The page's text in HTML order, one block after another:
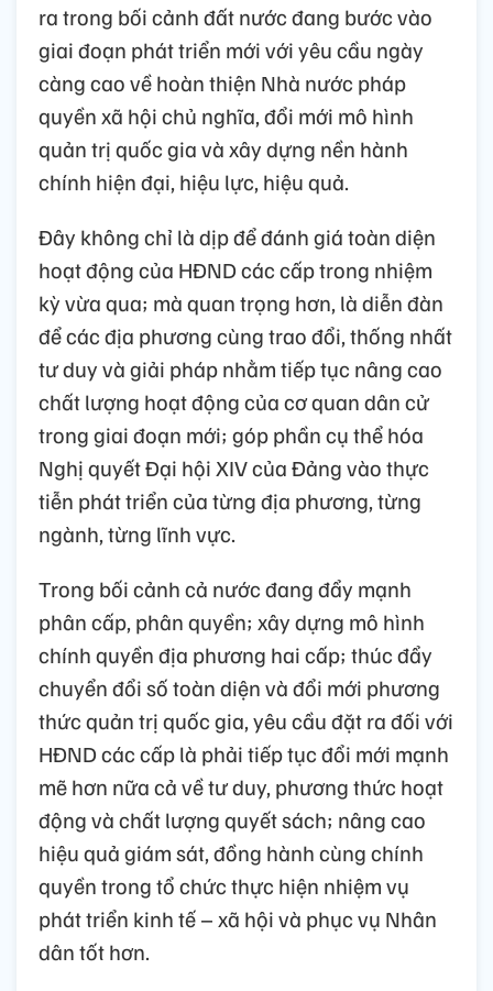
ra trong bối cảnh đất nước đang bước vào
giai đoạn phát triển mới với yêu cầu ngày
càng cao về hoàn thiện Nhà nước pháp
quyền xã hội chủ nghĩa, đổi mới mô hình
quản trị quốc gia và xây dựng nền hành
chính hiện đại, hiệu lực, hiệu quả.
Đây không chỉ là dịp để đánh giá toàn diện
hoạt động của HĐND các cấp trong nhiệm
kỳ vừa qua; mà quan trọng hơn, là diễn đàn
để các địa phương cùng trao đổi, thống nhất
tư duy và giải pháp nhằm tiếp tục nâng cao
chất lượng hoạt động của cơ quan dân cử
trong giai đoạn mới; góp phần cụ thể hóa
Nghị quyết Đại hội XIV của Đảng vào thực
tiễn phát triển của từng địa phương, từng
ngành, từng lĩnh vực.
Trong bối cảnh cả nước đang đẩy mạnh
phân cấp, phân quyền; xây dựng mô hình
chính quyền địa phương hai cấp; thúc đẩy
chuyển đổi số toàn diện và đổi mới phương
thức quản trị quốc gia, yêu cầu đặt ra đối với
HĐND các cấp là phải tiếp tục đổi mới mạnh
mẽ hơn nữa cả về tư duy, phương thức hoạt
động và chất lượng quyết sách; nâng cao
hiệu quả giám sát, đồng hành cùng chính
quyền trong tổ chức thực hiện nhiệm vụ
phát triển kinh tế – xã hội và phục vụ Nhân
dân tốt hơn.